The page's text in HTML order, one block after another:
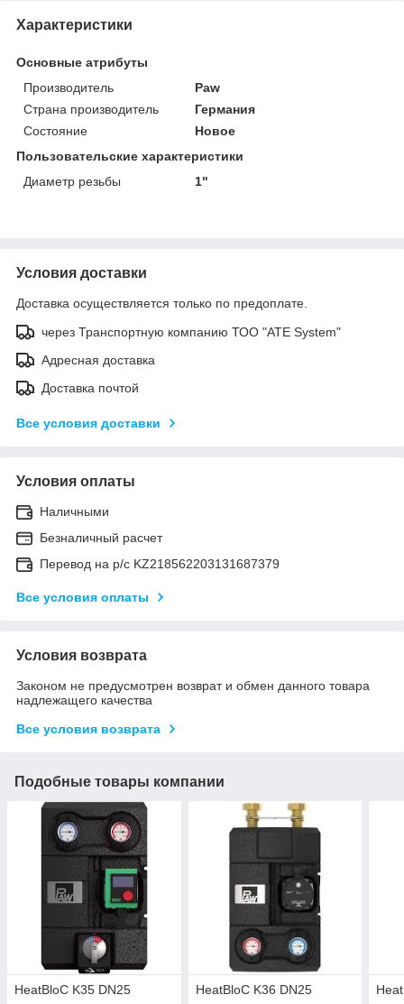
Характеристики
Основные атрибуты
Производитель
Paw
Страна производитель
Германия
Состояние
Новое
Пользовательские характеристики
Диаметр резьбы
1"
Условия доставки
Доставка осуществляется только по предоплате.
через Транспортную компанию ТОО "ATE System"
Адресная доставка
Доставка почтой
Все условия доставки
Условия оплаты
Наличными
Безналичный расчет
Перевод на р/с KZ218562203131687379
Все условия оплаты
Условия возврата
Законом не предусмотрен возврат и обмен данного товара
надлежащего качества
Все условия возврата
Подобные товары компании
HeatBloC K35 DN25 HeatBloC K36 DN25